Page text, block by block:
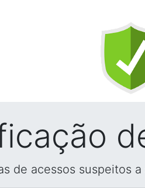
de acessos suspeitos